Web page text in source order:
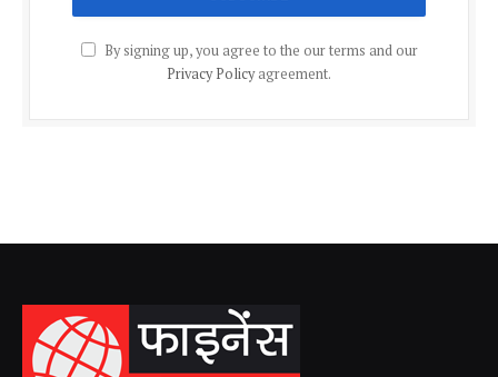
By signing up, you agree to the our terms and our
Privacy Policyagreement.